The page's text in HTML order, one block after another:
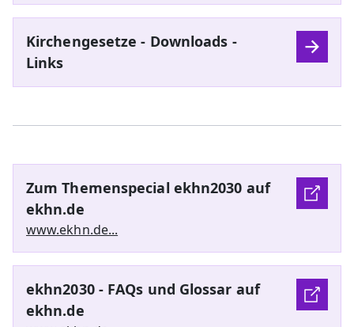
Kirchengesetze - Downloads -
Links
Zum Themenspecial ekhn2030 auf
ekhn.de
www.ekhn.de...
ekhn2030 - FAQs und Glossar auf
ekhn.de